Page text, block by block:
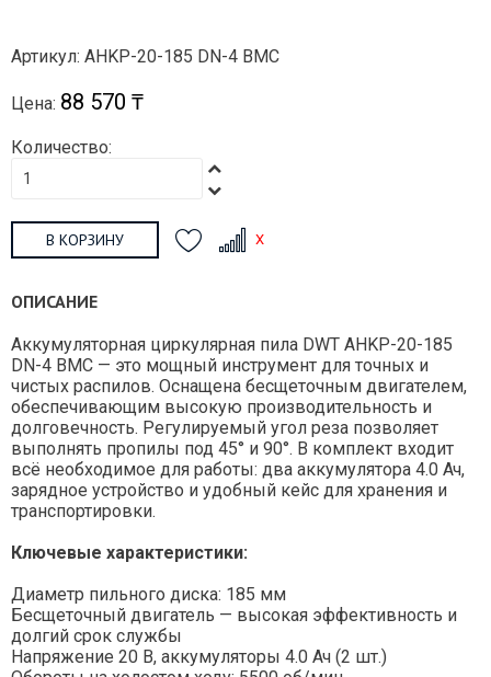
Артикул: AHKP-20-185 DN-4 BMC
Цена: 88 570 ₸
Количество:
В КОРЗИНУ
ОПИСАНИЕ
Аккумуляторная циркулярная пила DWT AHKP-20-185
DN-4 BMC — это мощный инструмент для точных и
чистых распилов. Оснащена бесщеточным двигателем,
обеспечивающим высокую производительность и
долговечность. Регулируемый угол реза позволяет
выполнять пропилы под 45° и 90°. В комплект входит
всё необходимое для работы: два аккумулятора 4.0 Ач,
зарядное устройство и удобный кейс для хранения и
транспортировки.
Ключевые характеристики:
Диаметр пильного диска: 185 мм
Бесщеточный двигатель — высокая эффективность и
долгий срок службы
Напряжение 20 В, аккумуляторы 4.0 Ач (2 шт.)